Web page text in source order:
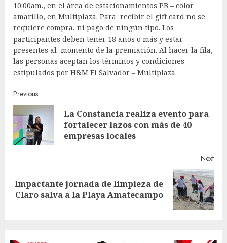
10:00am., en el área de estacionamientos PB – color
amarillo, en Multiplaza. Para recibir el gift card no se
requiere compra, ni pago de ningún tipo. Los
participantes deben tener 18 años o más y estar
presentes al momento de la premiación. Al hacer la fila,
las personas aceptan los términos y condiciones
estipulados por H&M El Salvador – Multiplaza.
Continue
Reading
Previous
La Constancia realiza evento para
fortalecer lazos con más de 40
empresas locales
Next
Next
post:
Impactante jornada de limpieza de
Claro salva a la Playa Amatecampo